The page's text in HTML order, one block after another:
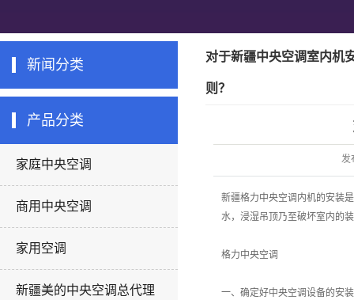
新闻分类
产品分类
家庭中央空调
商用中央空调
家用空调
新疆美的中央空调总代理
对于新疆中央空调室内机
则？
发
新疆格力中央空调内机的安装
水，浸湿吊顶乃至破坏室内的
格力中央空调
一、确定好中央空调设备的安